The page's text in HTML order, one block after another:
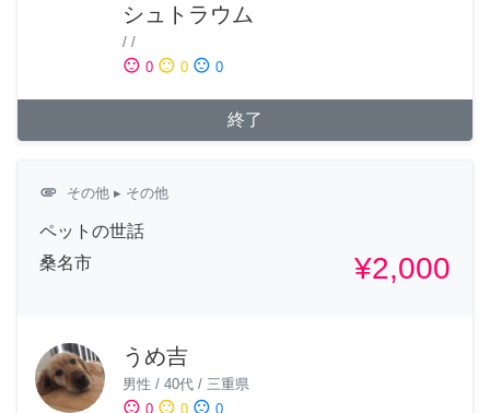
シュトラウム
/ /
sentiment_satisfied 0 sentiment_neutral 0 sentiment_dissatisfied 0
終了
attachment その他 ▸ その他
ペットの世話
桑名市
¥2,000
うめ吉
男性 / 40代 / 三重県
sentiment_satisfied 0 sentiment_neutral 0 sentiment_dissatisfied 0